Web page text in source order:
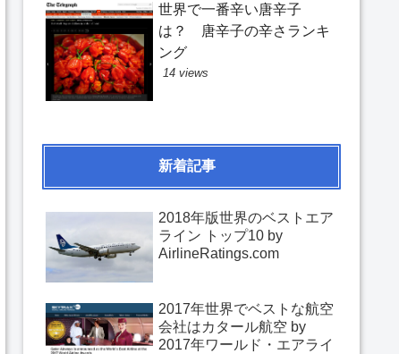
世界で一番辛い唐辛子
は？ 唐辛子の辛さランキ
ング
14 views
新着記事
2018年版世界のベストエア
ライン トップ10 by
AirlineRatings.com
2017年世界でベストな航空
会社はカタール航空 by
2017年ワールド・エアライ